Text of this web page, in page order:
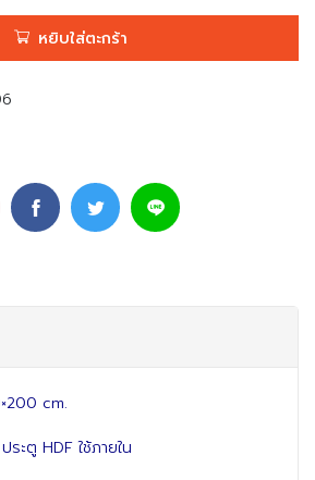
หยิบใส่ตะกร้า
cm.
ระตู HDF ใช้ภายใน